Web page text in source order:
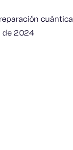
cuántica
de 2024